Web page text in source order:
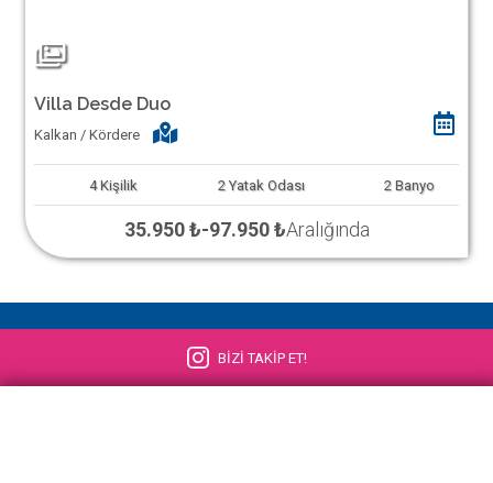
Villa Desde Duo
Kalkan / Kördere
4 Kişilik 2 Yatak Odası 2 Banyo
35.950 ₺-97.950 ₺Aralığında
BİZİ TAKİP ET!